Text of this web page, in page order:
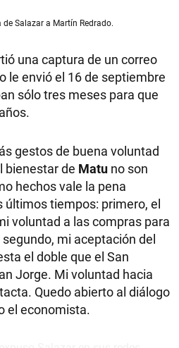
de Salazar a Martín Redrado.
una captura de un correo
le envió el 16 de septiembre
sólo tres meses para que
gestos de buena voluntad
bienestar de Matu no son
hechos vale la pena
últimos tiempos: primero, el
voluntad a las compras para
mi aceptación del
el doble que el San
Jorge. Mi voluntad hacia
Quedo abierto al diálogo
el economista.